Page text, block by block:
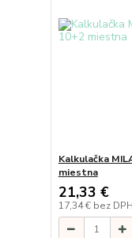
Kalkulačka
miestna
21,33 €
17,34 € bez DPH